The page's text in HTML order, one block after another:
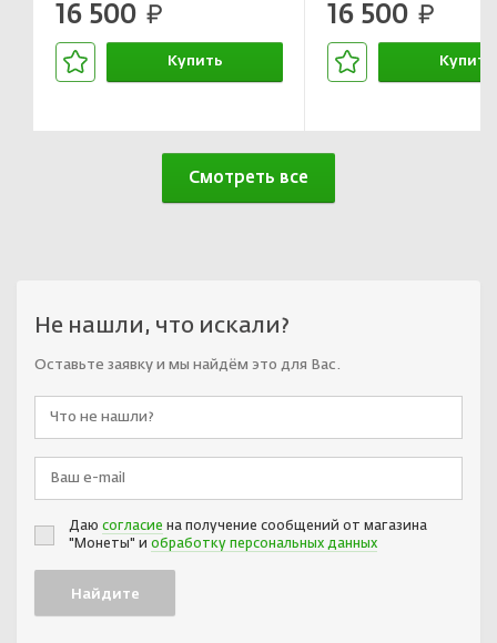
16 500 руб.
Купить
16 500 руб.
Купить
Смотреть все
Не нашли, что искали?
Оставьте заявку и мы найдём это для Вас.
Даю согласие на получение сообщений от магазина
"Монеты" и обработку персональных данных